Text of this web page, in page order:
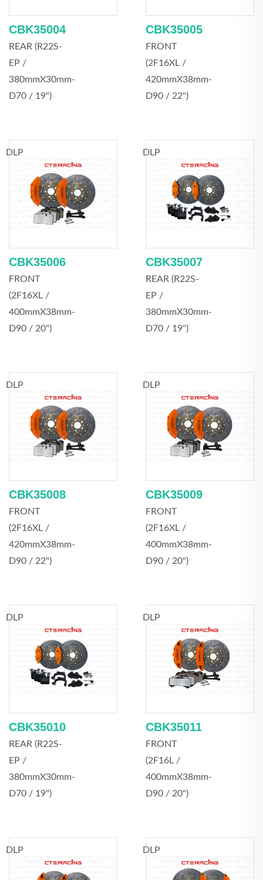
CBK35004
REAR (R22S-
EP /
380mmX30mm-
D70 / 19")
CBK35005
FRONT
(2F16XL /
420mmX38mm-
D90 / 22")
CBK35006
FRONT
(2F16XL /
400mmX38mm-
D90 / 20")
DLP
CBK35007
REAR (R22S-
EP /
380mmX30mm-
D70 / 19")
DLP
CBK35008
FRONT
(2F16XL /
420mmX38mm-
D90 / 22")
DLP
CBK35009
FRONT
(2F16XL /
400mmX38mm-
D90 / 20")
DLP
CBK35010
REAR (R22S-
EP /
380mmX30mm-
D70 / 19")
DLP
CBK35011
FRONT
(2F16L /
400mmX38mm-
D90 / 20")
DLP
DLP DLP